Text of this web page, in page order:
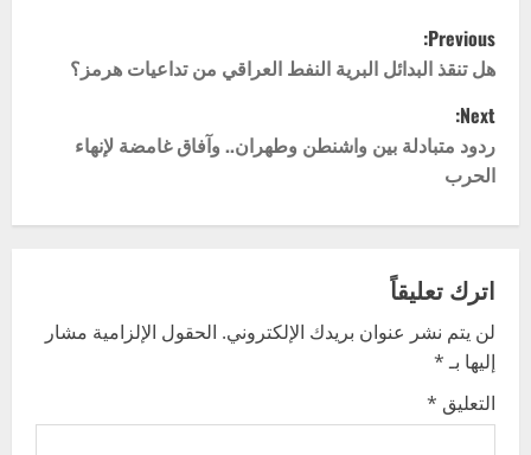
P
o
s
t
n
a
v
i
g
Previous:
هل تنقذ البدائل البرية النفط العراقي من تداعيات هرمز؟
Next:
ردود متبادلة بين واشنطن وطهران.. وآفاق غامضة لإنهاء
الحرب
اترك تعليقاً
لن يتم نشر عنوان بريدك الإلكتروني. الحقول الإلزامية مشار
إليها بـ*
التعليق *